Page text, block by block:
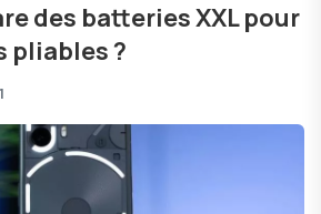
des batteries XXL pour
pliables ?